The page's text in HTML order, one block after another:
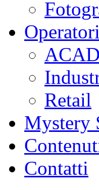
Operatori
Retail
Mystery
Contatti